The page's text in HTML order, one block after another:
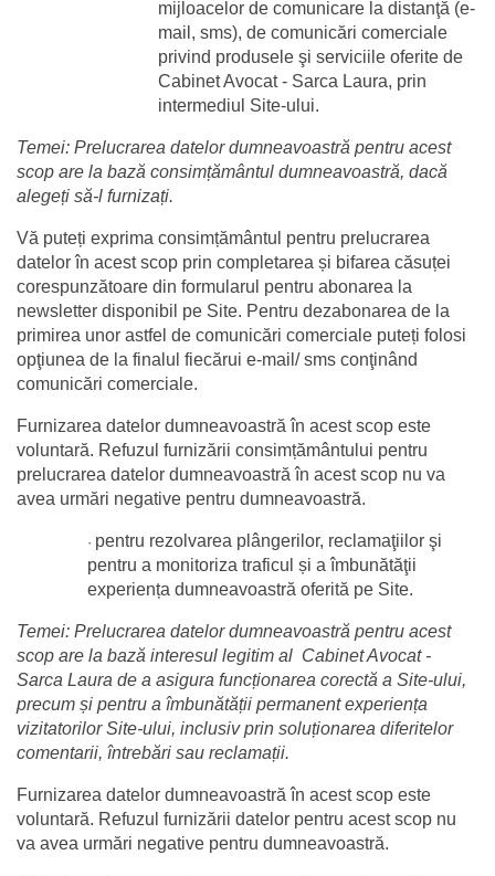
mijloacelor de comunicare la distanţă (e-
mail, sms), de comunicări comerciale
privind produsele şi serviciile oferite de
Cabinet Avocat - Sarca Laura, prin
intermediul Site-ului.
Temei: Prelucrarea datelor dumneavoastră pentru acest
scop are la bază consimțământul dumneavoastră, dacă
alegeți să-l furnizați.
Vă puteți exprima consimțământul pentru prelucrarea
datelor în acest scop prin completarea și bifarea căsuței
corespunzătoare din formularul pentru abonarea la
newsletter disponibil pe Site. Pentru dezabonarea de la
primirea unor astfel de comunicări comerciale puteți folosi
opţiunea de la finalul fiecărui e-mail/ sms conţinând
comunicări comerciale.
Furnizarea datelor dumneavoastră în acest scop este
voluntară. Refuzul furnizării consimțământului pentru
prelucrarea datelor dumneavoastră în acest scop nu va
avea urmări negative pentru dumneavoastră.
· pentru rezolvarea plângerilor, reclamaţiilor şi
pentru a monitoriza traficul și a îmbunătăţii
experiența dumneavoastră oferită pe Site.
Temei: Prelucrarea datelor dumneavoastră pentru acest
scop are la bază interesul legitim al  Cabinet Avocat -
Sarca Laura de a asigura funcționarea corectă a Site-ului,
precum și pentru a îmbunătății permanent experiența
vizitatorilor Site-ului, inclusiv prin soluționarea diferitelor
comentarii, întrebări sau reclamații.
Furnizarea datelor dumneavoastră în acest scop este
voluntară. Refuzul furnizării datelor pentru acest scop nu
va avea urmări negative pentru dumneavoastră.